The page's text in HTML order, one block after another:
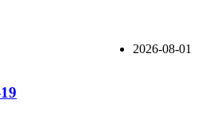
2026-08-01